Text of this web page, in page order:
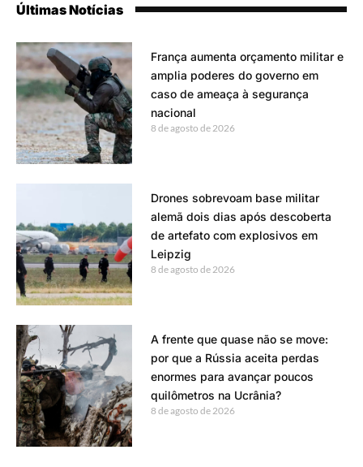
Últimas Notícias
França aumenta orçamento militar e
amplia poderes do governo em
caso de ameaça à segurança
nacional
8 de agosto de 2026
Drones sobrevoam base militar
alemã dois dias após descoberta
de artefato com explosivos em
Leipzig
8 de agosto de 2026
A frente que quase não se move:
por que a Rússia aceita perdas
enormes para avançar poucos
quilômetros na Ucrânia?
8 de agosto de 2026